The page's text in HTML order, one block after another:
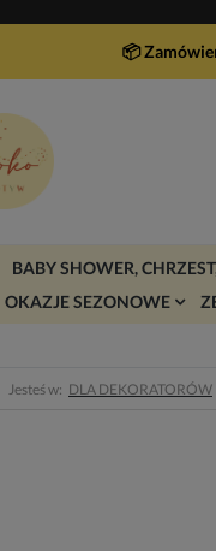
📦
BABY SHOWER,
OKAZJE SEZONOWE
Jesteś w: DLA DEKORATORÓW